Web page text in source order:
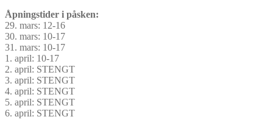
Åpningstider i påsken:
29. mars: 12-16
30. mars: 10-17
31. mars: 10-17
1. april: 10-17
2. april: STENGT
3. april: STENGT
4. april: STENGT
5. april: STENGT
6. april: STENGT